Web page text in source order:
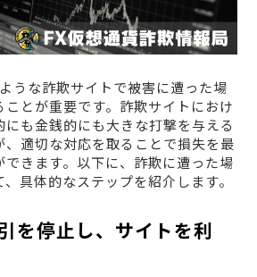
うな詐欺サイトで被害に遭った場
とが重要です。詐欺サイトにおけ
も金銭的にも大きな打撃を与える
適切な対応を取ることで損失を最
きます。以下に、詐欺に遭った場
具体的なステップを紹介します。
を停止し、サイトを利